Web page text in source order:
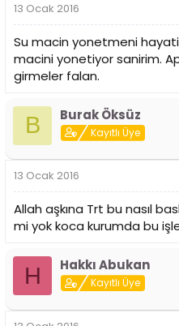
13 Ocak 2016
Su macin yonetmeni
macini yonetiyor sanirim.
girmeler falan.
B Burak Öksüz
Kayıtlı Üye
13 Ocak 2016
Allah aşkına Trt bu nasıl
mi yok koca kurumda bu
H Hakkı Abukan
Kayıtlı Üye